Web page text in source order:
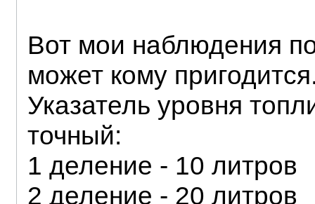
Вот мои наблюдения
может кому
Указатель уровня
точный:
1 деление - 10 литров
2 деление - 20 литров